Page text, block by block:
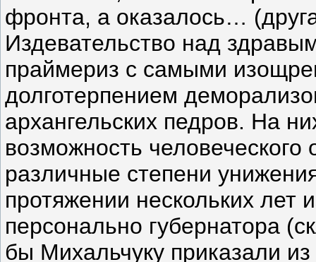
фронта, а оказалось…
Издевательство над
праймериз с самыми
долготерпением
архангельских педров. На
возможность
различные степени
протяжении нескольких лет
персонально губернатора
бы Михальчуку приказали